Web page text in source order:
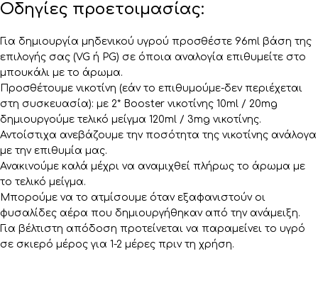
Οδηγίες προετοιμασίας:
Για δημιουργία μηδενικού υγρού προσθέστε 96ml βάση της
επιλογής σας (VG ή PG) σε όποια αναλογία επιθυμείτε στο
μπουκάλι με το άρωμα.
Προσθέτουμε νικοτίνη (εάν το επιθυμούμε-δεν περιέχεται
στη συσκευασία): με 2* Booster νικοτίνης 10ml / 20mg
δημιουργούμε τελικό μείγμα 120ml / 3mg νικοτίνης.
Αντοίστιχα ανεβάζουμε την ποσότητα της νικοτίνης ανάλογα
με την επιθυμία μας.
Ανακινούμε καλά μέχρι να αναμιχθεί πλήρως το άρωμα με
το τελικό μείγμα.
Μπορούμε να το ατμίσουμε όταν εξαφανιστούν οι
φυσαλίδες αέρα που δημιουργήθηκαν από την ανάμειξη.
Για βέλτιστη απόδοση προτείνεται να παραμείνει το υγρό
σε σκιερό μέρος για 1-2 μέρες πριν τη χρήση.